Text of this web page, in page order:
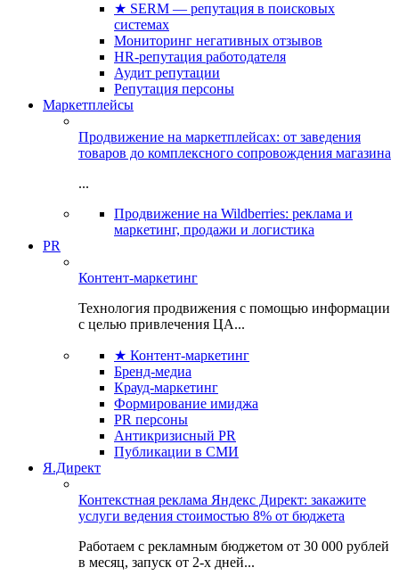
★ SERM — репутация в поисковых
системах
Мониторинг негативных отзывов
HR-репутация работодателя
Аудит репутации
Репутация персоны
Маркетплейсы
Продвижение на маркетплейсах: от заведения
товаров до комплексного сопровождения магазина
...
Продвижение на Wildberries: реклама и
маркетинг, продажи и логистика
PR
Контент-маркетинг
Технология продвижения с помощью информации
с целью привлечения ЦА...
★ Контент-маркетинг
Бренд-медиа
Крауд-маркетинг
Формирование имиджа
PR персоны
Антикризисный PR
Публикации в СМИ
Я.Директ
Контекстная реклама Яндекс Директ: закажите
услуги ведения стоимостью 8% от бюджета
Работаем с рекламным бюджетом от 30 000 рублей
в месяц, запуск от 2-х дней...